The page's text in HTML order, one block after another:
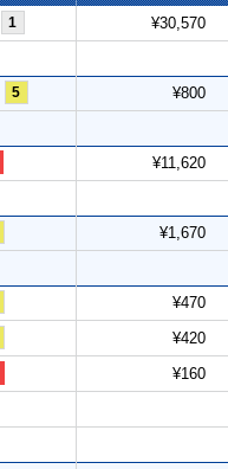
1 ¥30,570
5 ¥800
¥11,620
¥1,670
¥470
¥420
¥160